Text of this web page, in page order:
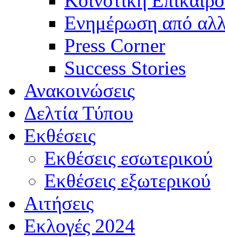
Ενημέρωση από
Press Corner
Success Stories
Ανακοινώσεις
Δελτία Τύπου
Εκθέσεις
Εκθέσεις εσωτερικού
Εκθέσεις εξωτερικού
Αιτήσεις
Εκλογές 2024